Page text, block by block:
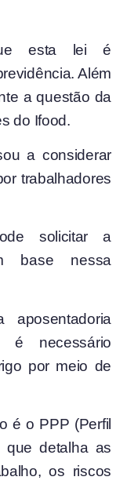
esta lei é
Além
a questão da
do Ifood.
a considerar
trabalhadores
solicitar a
base nessa
aposentadoria
é necessário
por meio de
é o PPP (Perfil
que detalha as
os riscos